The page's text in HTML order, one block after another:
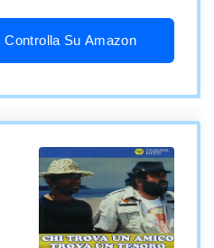
Controlla Su Amazon